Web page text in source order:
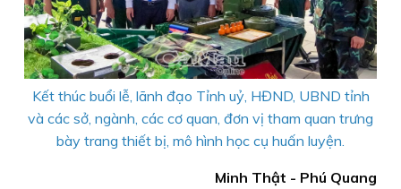
Kết thúc buổi lễ, lãnh đạo Tỉnh uỷ, HĐND, UBND tỉnh
và các sở, ngành, các cơ quan, đơn vị tham quan trưng
bày trang thiết bị, mô hình học cụ huấn luyện.
Minh Thật - Phú Quang